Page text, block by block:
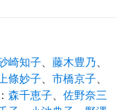
崎知子 藤木豊乃
上條妙子 市橋京子
： 森千恵子
佐野奈三